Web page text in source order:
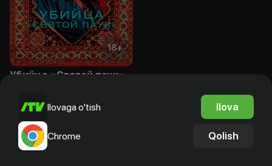
18+
Убийца «Святой паук»
Ilovaga o'tish Ilova
Chrome Qolish